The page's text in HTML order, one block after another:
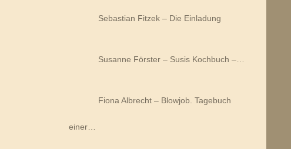
Sebastian Fitzek – Die Einladung
Susanne Förster – Susis Kochbuch –…
Fiona Albrecht – Blowjob. Tagebuch
einer…